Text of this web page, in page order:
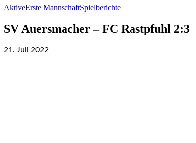
AktiveErste MannschaftSpielberichte
SV Auersmacher – FC Rastpfuhl 2:3
21. Juli 2022